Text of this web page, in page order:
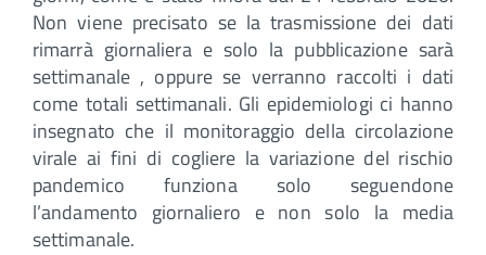
Non viene precisato se la trasmissione dei dati
rimarrà giornaliera e solo la pubblicazione sarà
settimanale , oppure se verranno raccolti i dati
come totali settimanali. Gli epidemiologi ci hanno
insegnato che il monitoraggio della circolazione
virale ai fini di cogliere la variazione del rischio
pandemico funziona solo seguendone
l’andamento giornaliero e non solo la media
settimanale.